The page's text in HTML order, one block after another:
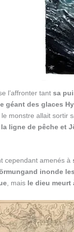
l’affronter tant sa
géant des glaces
le monstre allait sortir
ligne de pêche et
cependant amenés à
inonde
, mais le dieu meurt